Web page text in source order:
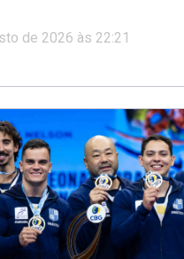
de 2026 às 22:21